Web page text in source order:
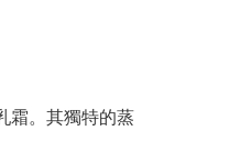
霜。其獨特的蒸